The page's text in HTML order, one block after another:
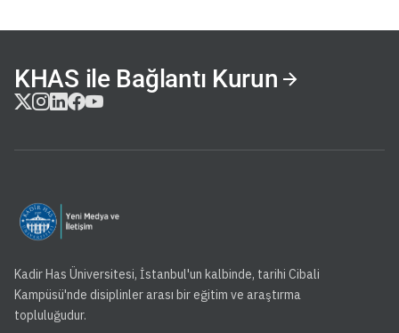
KHAS ile Bağlantı Kurun
Kadir Has Üniversitesi, İstanbul'un kalbinde, tarihi Cibali
Kampüsü'nde disiplinler arası bir eğitim ve araştırma
topluluğudur.